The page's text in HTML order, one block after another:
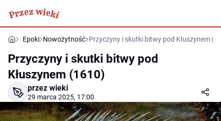
Epoki Nowożytność Przyczyny i skutki bitwy pod Kłuszynem
Przyczyny i skutki bitwy pod
Kłuszynem (1610)
przez wieki
29 marca 2025, 17:00